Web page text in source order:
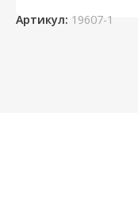
Артикул: 19607-1